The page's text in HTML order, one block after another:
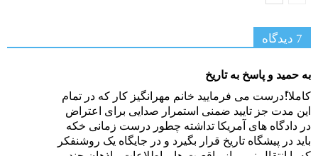
7 دیدگاه‌
به حمید و پاسخ به تاریخ
کاملا!ًدرست می فرمایید خانم مهرانگیز کار که در تمام
این مدت جز تایید ضمنی استمرار صدایی برای اعتراض
در دادگاه های آمریکا تداشته چطور درست زمانی خکه
باید در پیشگاه تاریخ قرار بگیرد و در جایگاه یک روشنفکر